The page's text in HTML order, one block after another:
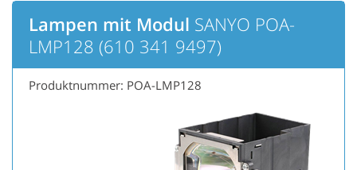
Lampen mit Modul SANYO POA-
LMP128 (610 341 9497)
Produktnummer: POA-LMP128